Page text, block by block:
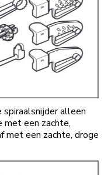
spiraalsnijder alleen
met een zachte,
met een zachte, droge